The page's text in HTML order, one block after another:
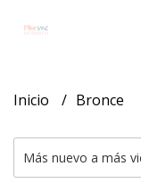
Inicio Bronce